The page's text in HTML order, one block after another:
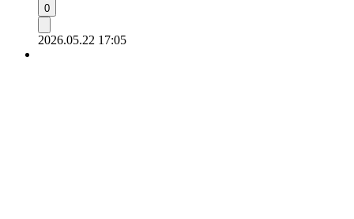
0
2026.05.22 17:05